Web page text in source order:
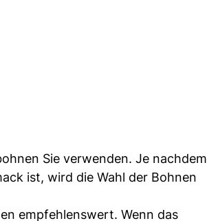
Sie verwenden. Je nachdem
ist, wird die Wahl der Bohnen
empfehlenswert. Wenn das